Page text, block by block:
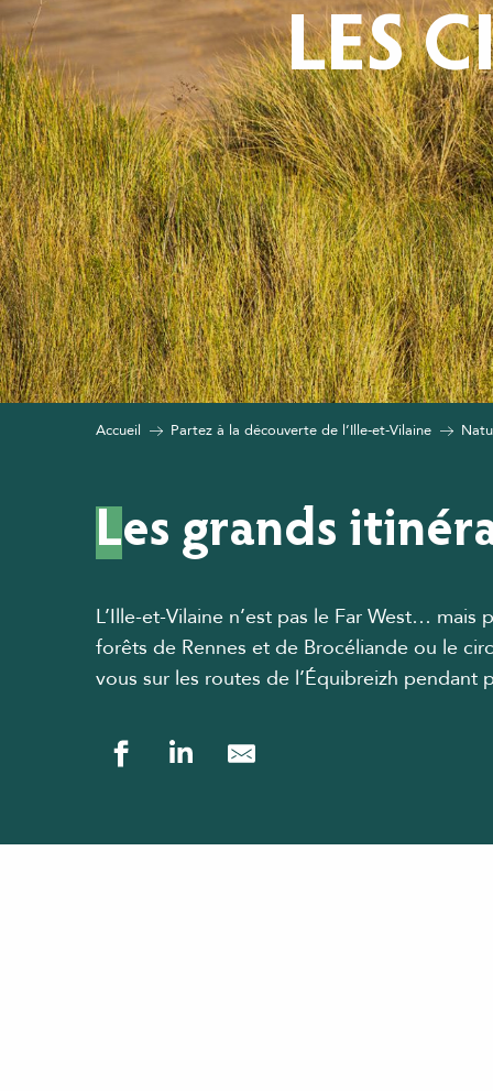
LES
Accueil Partez à la découverte de l’Ille-et-Vilaine
Les grands
L’Ille-et-Vilaine n’est pas le Far West…
forêts de Rennes et de Brocéliande ou le
vous sur les routes de l’Équibreizh pendant